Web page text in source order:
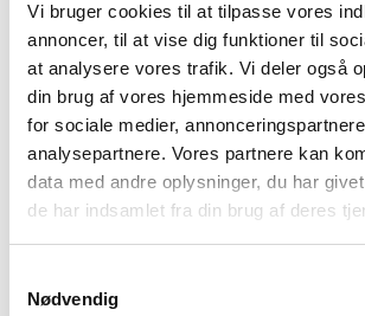
Vi bruger cookies til at tilpasse vores
annoncer, til at vise dig funktioner til
at analysere vores trafik. Vi deler også
din brug af vores hjemmeside med
for sociale medier,
analysepartnere. Vores partnere kan
data med andre oplysninger, du har
de har indsamlet fra din brug af deres
Nødvendig
Treklife
Rain
Packaway
Grøn
antal
1-2 dages
levering
Fri fragt over
499 kr
BESKRIVELSE BRAND
Treklife Rain regnsæt til dame er et